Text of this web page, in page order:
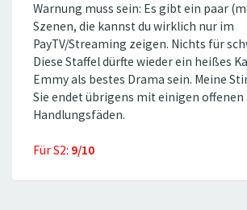
Warnung muss sein: Es gibt ein paar
Szenen, die kannst du wirklich nur im
PayTV/Streaming zeigen. Nichts für
Diese Staffel dürfte wieder ein heißes
Emmy als bestes Drama sein. Meine
Sie endet übrigens mit einigen offenen
Handlungsfäden.
Für S2: 9/10